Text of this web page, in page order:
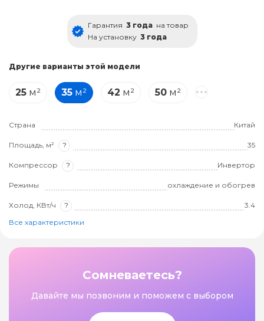
Гарантия 3 года на товар
На установку 3 года
Другие варианты этой модели
25 м² 35 м² 42 м² 50 м²
Страна Китай
Площадь, м² ? 35
Компрессор ? Инвертор
Режимы охлаждение и обогрев
Холод, КВт/ч ?
3.4
Все характеристики
Сомневаетесь?
Давайте мы позвоним и поможем с выбором